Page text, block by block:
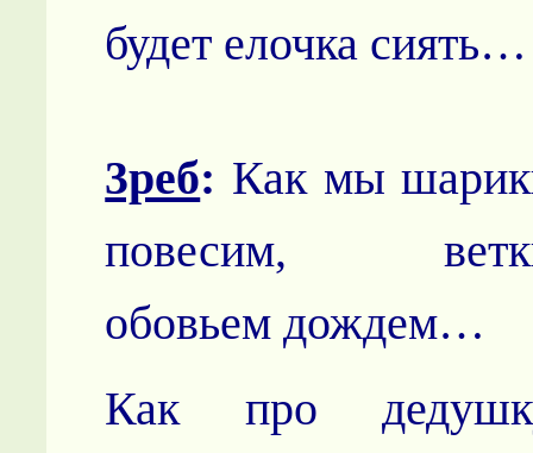
будет елочка сиять…
3реб: Как мы
повесим,
обовьем дождем…
Как про